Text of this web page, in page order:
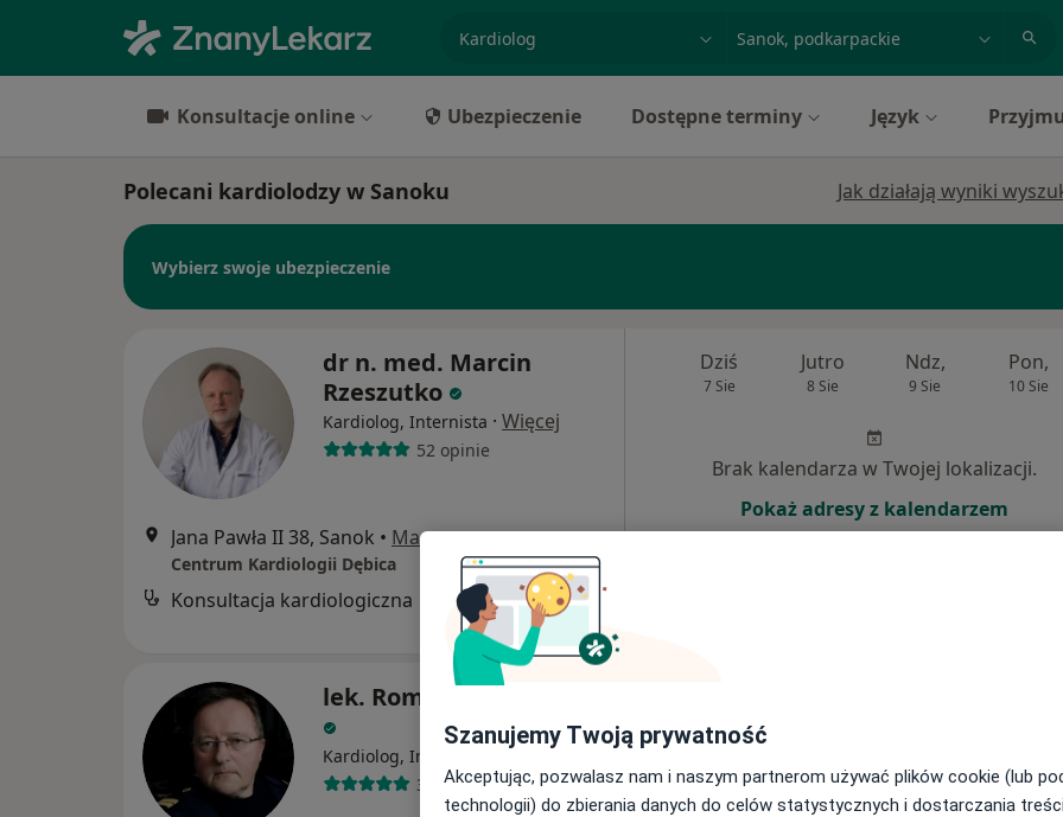
Konsultacje online Ubezpieczenie Dostępne terminy Język
Polecani kardiolodzy w Sanoku Jak działają wyniki
Wybierz swoje ubezpieczenie
dr n. med. Marcin
Rzeszutko
Kardiolog, Internista · Więcej
52 opinie
Jana Pawła II 38, Sanok • Mapa
Centrum Kardiologii Dębica
Konsultacja kardiologiczna Brak ceny
Dziś
7 Sie
Jutro
8 Sie
Ndz,
9 Sie
Pon,
10 Sie
Brak kalendarza w Twojej lokalizacji.
Pokaż adresy z kalendarzem
lek. Roman Jacek Grzyb
Kardiolog, Internista Więcej
31 opinii
Umawianie online nie jest dostępne
Szanujemy Twoją prywatność
Akceptując, pozwalasz nam i naszym partnerom używać plików cookie (lub
technologii) do zbierania danych do celów statystycznych i dostarczania